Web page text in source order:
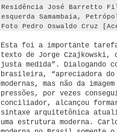
Residência José Barretto
esquerda Samambaia,
Foto Pedro Oswaldo Cruz
Esta foi a importante
texto de Jorge
justa medida”. Dialogando
brasileira, “apreciadora
modernas, mas não da
pressões, por vezes
conciliador, alcançou formar
sintaxe arquitetônica
uma estrutura moderna.